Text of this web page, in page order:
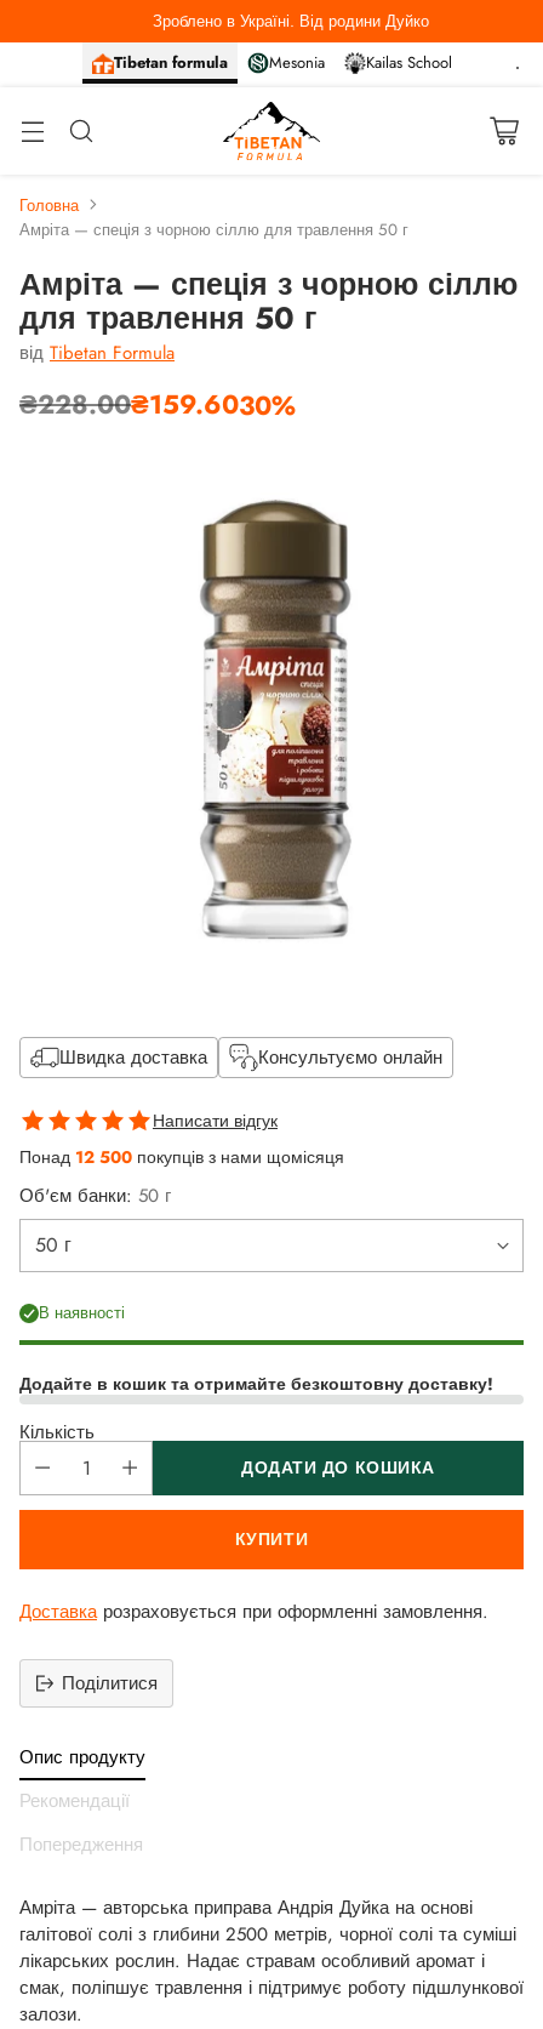
Tibetan formula Mesonia Kailas School
Зроблено в Україні. Від родини Дуйко
Головна
Амріта — спеція з чорною сіллю для травлення 50 г
Амріта — спеція з чорною сіллю
для травлення 50 г
від Tibetan Formula
Звичайна
₴228.00₴159.6030%
Швидка доставка Консультуємо онлайн
Написати відгук
Понад 12 500 покупців з нами щомісяця
Об'єм банки: 50 г
В наявності
Додайте в кошик та отримайте безкоштовну доставку!
Кількість
ДОДАТИ ДО КОШИКА
КУПИТИ
Доставкарозраховується при оформленні замовлення.
Поділитися
продукт
до
вашего
Опис продукту
Рекомендації
Попередження
Амріта — авторська приправа Андрія Дуйка на основі
галітової солі з глибини 2500 метрів, чорної солі та суміші
лікарських рослин. Надає стравам особливий аромат і
смак, поліпшує травлення і підтримує роботу підшлункової
залози.